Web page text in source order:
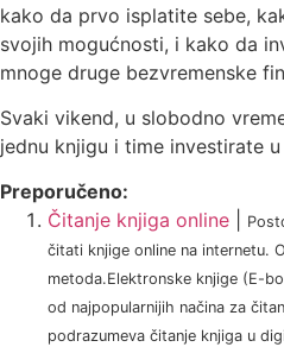
kako da prvo isplatite sebe,
svojih mogućnosti, i kako da
mnoge druge bezvremenske
Svaki vikend, u slobodno
jednu knjigu i time investirate u
Preporučeno:
Čitanje knjiga online
čitati knjige online na internetu.
metoda.Elektronske knjige (E-
od najpopularnijih načina za
podrazumeva čitanje knjiga u